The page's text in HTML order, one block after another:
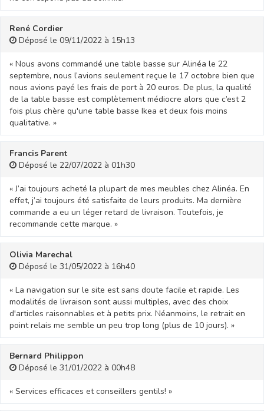
René Cordier
Déposé le 09/11/2022 à 15h13
« Nous avons commandé une table basse sur Alinéa le 22
septembre, nous l’avions seulement reçue le 17 octobre bien que
nous avions payé les frais de port à 20 euros. De plus, la qualité
de la table basse est complètement médiocre alors que c’est 2
fois plus chère qu'une table basse Ikea et deux fois moins
qualitative. »
Francis Parent
Déposé le 22/07/2022 à 01h30
« J’ai toujours acheté la plupart de mes meubles chez Alinéa. En
effet, j’ai toujours été satisfaite de leurs produits. Ma dernière
commande a eu un léger retard de livraison. Toutefois, je
recommande cette marque. »
Olivia Marechal
Déposé le 31/05/2022 à 16h40
« La navigation sur le site est sans doute facile et rapide. Les
modalités de livraison sont aussi multiples, avec des choix
d'articles raisonnables et à petits prix. Néanmoins, le retrait en
point relais me semble un peu trop long (plus de 10 jours). »
Bernard Philippon
Déposé le 31/01/2022 à 00h48
« Services efficaces et conseillers gentils! »